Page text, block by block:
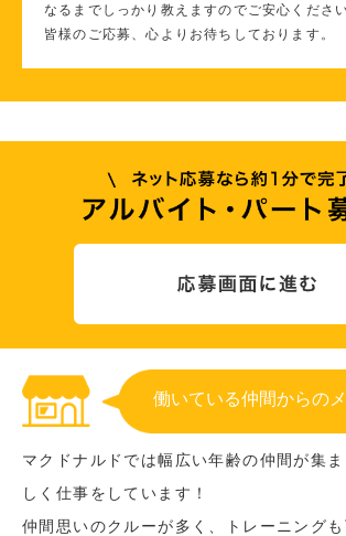
なるまでしっかり教えますのでご安心ください
皆様のご応募、心よりお待ちしております。
働いている仲間からの
マクドナルドでは幅広い年齢の仲間が集
しく仕事をしています！
仲間思いのクルーが多く、トレーニング